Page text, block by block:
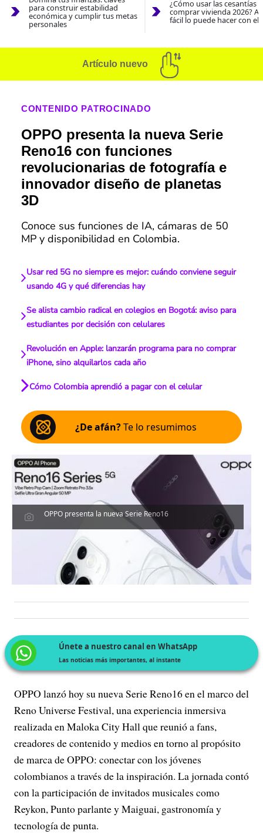
para construir estabilidad
económica y cumplir tus metas
personales
¿Cómo usar las cesantías
comprar vivienda 2026?
fácil lo puede hacer con el
Artículo nuevo
CONTENIDO PATROCINADO
OPPO presenta la nueva Serie
Reno16 con funciones
revolucionarias de fotografía e
innovador diseño de planetas
3D
Conoce sus funciones de IA, cámaras de 50
MP y disponibilidad en Colombia.
Usar red 5G no siempre es mejor: cuándo conviene seguir
usando 4G y qué diferencias hay
Se alista cambio radical en colegios en Bogotá: aviso para
estudiantes por decisión con celulares
Revolución en Apple: lanzarán programa para no comprar
iPhone, sino alquilarlos cada año
Cómo Colombia aprendió a pagar con el celular
¿De afán?Te lo resumimos
OPPO presenta la nueva Serie Reno16
Únete a nuestro canal en WhatsApp
Las noticias más importantes, al instante
OPPO lanzó hoy su nueva Serie Reno16 en el marco del
Reno Universe Festival, una experiencia inmersiva
realizada en Maloka City Hall que reunió a fans,
creadores de contenido y medios en torno al propósito
de marca de OPPO: conectar con los jóvenes
colombianos a través de la inspiración. La jornada contó
con la participación de invitados musicales como
Reykon, Punto parlante y Maiguai, gastronomía y
tecnología de punta.